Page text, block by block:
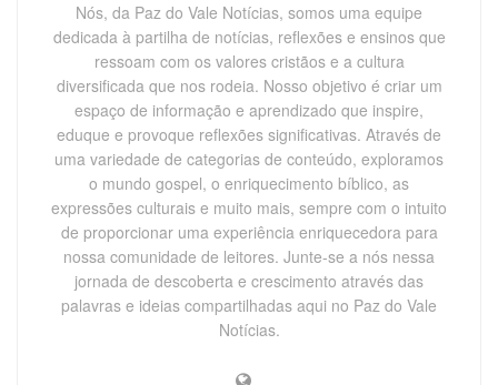
Nós, da Paz do Vale Notícias, somos uma equipe
dedicada à partilha de notícias, reflexões e ensinos que
ressoam com os valores cristãos e a cultura
diversificada que nos rodeia. Nosso objetivo é criar um
espaço de informação e aprendizado que inspire,
eduque e provoque reflexões significativas. Através de
uma variedade de categorias de conteúdo, exploramos
o mundo gospel, o enriquecimento bíblico, as
expressões culturais e muito mais, sempre com o intuito
de proporcionar uma experiência enriquecedora para
nossa comunidade de leitores. Junte-se a nós nessa
jornada de descoberta e crescimento através das
palavras e ideias compartilhadas aqui no Paz do Vale
Notícias.